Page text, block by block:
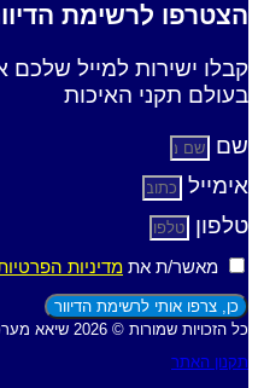
הצטרפו לרשימת
קבלו ישירות למייל שלכם
בעולם תקני האיכות
שם
אימייל
טלפון
מאשר/ת את מדיניות
כן, צרפו אותי לרשימת הדיוור
כל הזכויות שמורות © 2026 שיאא מערכות ניהול
תקנון האתר